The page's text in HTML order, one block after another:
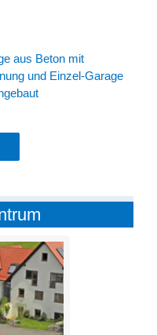
aus Beton mit
und Einzel-Garage